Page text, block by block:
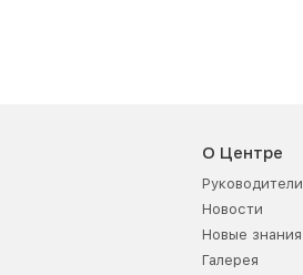
О Центре
Руководители
Новости
Новые знания
Галерея